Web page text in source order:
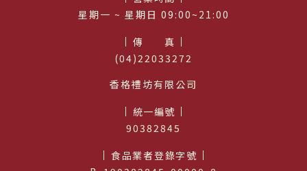
星期⼀ ~ 星期日 09:00~21:00
傳真
(04)22033272
香格禮坊有限公司
統一編號
90382845
食品業者登錄字號